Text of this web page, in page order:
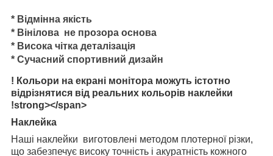
* Відмінна якість
* Вінілова не прозора основа
* Висока чітка деталізація
* Сучасний спортивний дизайн
! Кольори на екрані монітора можуть істотно
відрізнятися від реальних кольорів наклейки
!strong></span>
Наклейка
Наші наклейки виготовлені методом плотерної різки,
що забезпечує високу точність і акуратність кожного